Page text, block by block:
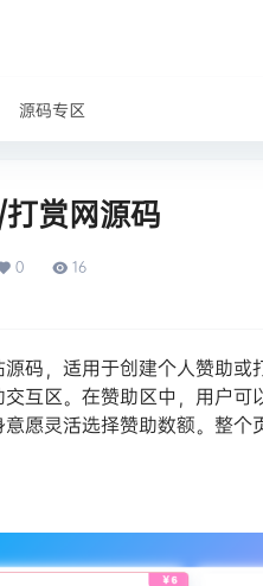
源码专区
赏网源码
0 16
码，适用于创建个人赞助
互区。在赞助区中，用户
愿灵活选择赞助数额。整